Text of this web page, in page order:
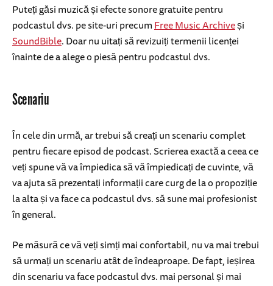
Puteți găsi muzică și efecte sonore gratuite pentru
podcastul dvs. pe site-uri precumFree Music Archiveși
SoundBible. Doar nu uitați să revizuiți termenii licenței
înainte de a alege o piesă pentru podcastul dvs.
Scenariu
În cele din urmă, ar trebui să creați un scenariu complet
pentru fiecare episod de podcast. Scrierea exactă a ceea ce
veți spune vă va împiedica să vă împiedicați de cuvinte, vă
va ajuta să prezentați informații care curg de la o propoziție
la alta și va face ca podcastul dvs. să sune mai profesionist
în general.
Pe măsură ce vă veți simți mai confortabil, nu va mai trebui
să urmați un scenariu atât de îndeaproape. De fapt, ieșirea
din scenariu va face podcastul dvs. mai personal și mai